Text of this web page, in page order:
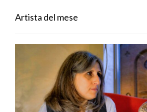
Artista del mese